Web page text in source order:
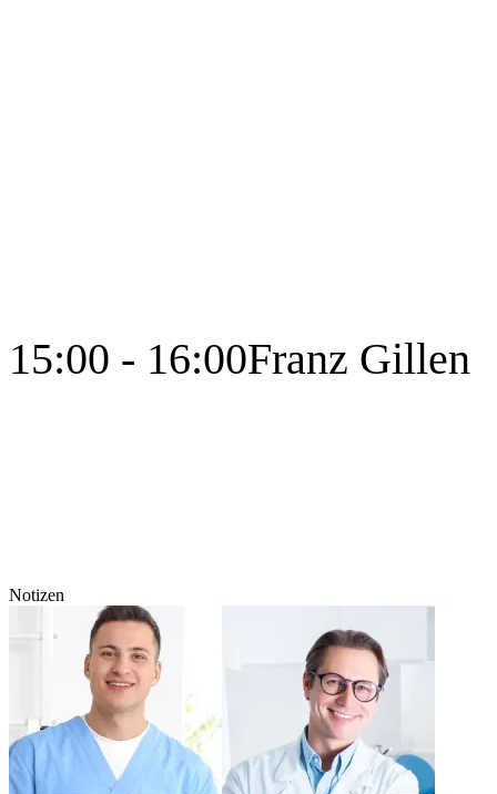
15:00 - 16:00Franz Gillen
Notizen